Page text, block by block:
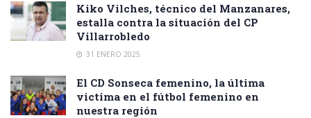
Kiko Vilches, técnico del Manzanares,
estalla contra la situación del CP
Villarrobledo
31 ENERO 2025
El CD Sonseca femenino, la última
victima en el fútbol femenino en
nuestra región